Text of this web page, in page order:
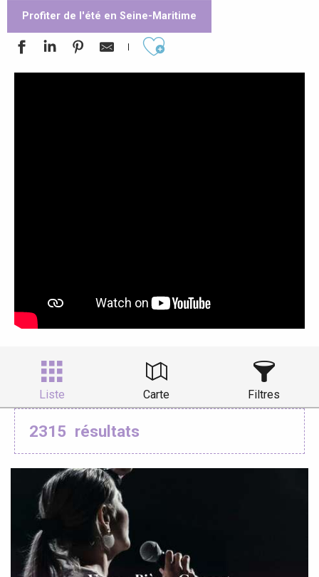
Profiter de l'été en Seine-Maritime
Ajouter aux favoris
Liste Carte Filtres
2315 résultats